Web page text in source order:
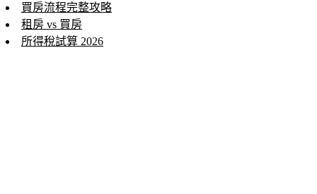
買房流程完整攻略
租房 vs 買房
所得稅試算 2026